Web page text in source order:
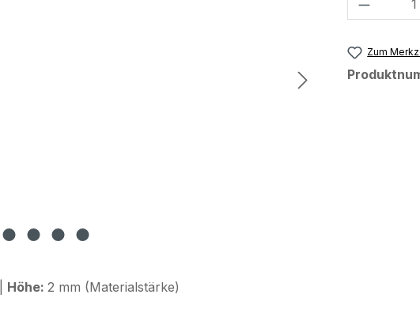
Zum
Höhe: 2 mm (Materialstärke)